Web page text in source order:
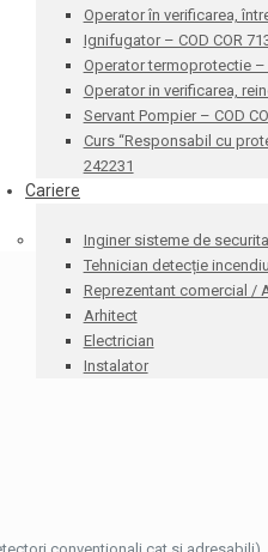
Operator în verificarea,
Ignifugator – COD COR
Operator termoprotectie –
Operator in verificarea,
Servant Pompier – COD
Curs “Responsabil cu
242231
Cariere
Inginer sisteme de
Tehnician detecție
Reprezentant comercial /
Arhitect
Electrician
Instalator